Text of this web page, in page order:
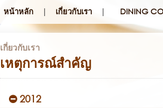
หน้าหลัก | เกี่ยวกับเรา | DINING
เกี่ยวกับเรา
เหตุการณ์สำคัญ
2012